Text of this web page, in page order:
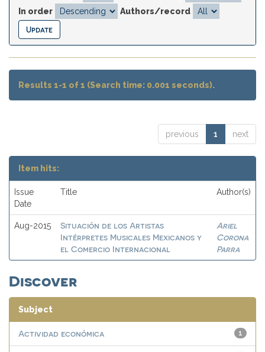
In order
Authors/record
Results 1-1 of 1 (Search time: 0.001 seconds).
previous 1 next
Item hits:
Issue
Date
Title Author(s)
Aug-2015
Situación de los Artistas
Intérpretes Musicales Mexicanos y
el Comercio Internacional
Ariel
Corona
Parra
Discover
Subject
1
Actividad económica